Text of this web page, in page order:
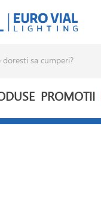
PROMOTII